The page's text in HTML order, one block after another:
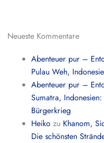
Neueste Kommentare
Abenteuer pur –
Pulau Weh,
Abenteuer pur –
Sumatra,
Bürgerkrieg
Heiko zu Khanom,
Die schönsten